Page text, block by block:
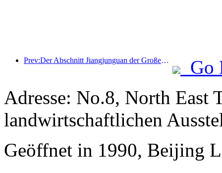
Prev:Der Abschnitt Jiangjunguan der Großen Mauer im Bezirk Pinggu in Peking soll voraussichtlich bereits Ende 2026 für die Öffentlichkeit zugänglich gemacht werden.
Go
Adresse: No.8, North East
landwirtschaftlichen
Geöffnet in 1990, Beijing